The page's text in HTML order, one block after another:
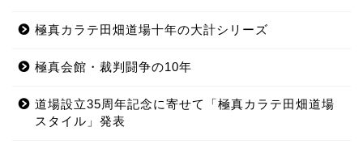
極真カラテ田畑道場十年の大計シリーズ
極真会館・裁判闘争の10年
道場設立35周年記念に寄せて「極真カラテ田畑道場
スタイル」発表